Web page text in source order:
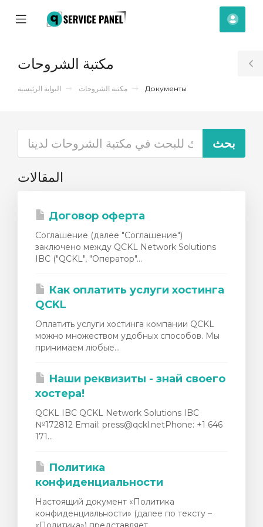
Mobile
مكتبة الشروحات
البوابة الرئيسية مكتبة الشروحات Документы
المقالات
Договор оферта
Соглашение (далее "Соглашение")
заключено между QCKL Network Solutions
IBC ("QCKL", "Оператор"...
Как оплатить услуги хостинга
QCKL
Оплатить услуги хостинга компании QCKL
можно множеством удобных способов. Мы
принимаем любые...
Наши реквизиты - знай своего
хостера!
QCKL IBC QCKL Network Solutions IBC
№172812 Email: press@qckl.netPhone: +1 646
171...
Политика
конфиденциальности
Настоящий документ «Политика
конфиденциальности» (далее по тексту –